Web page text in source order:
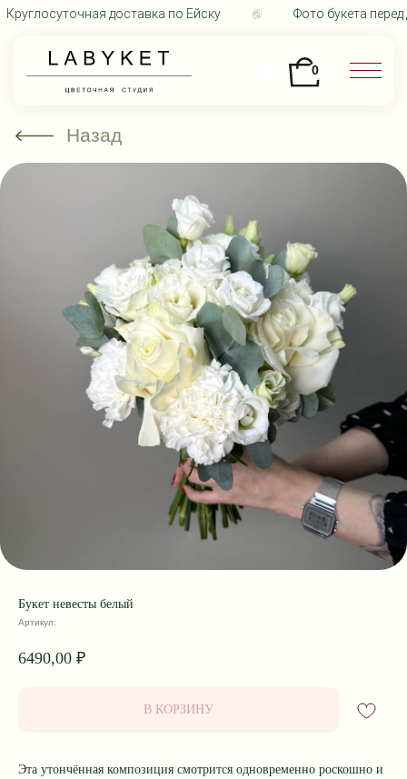
доставка по Ейску Фото букета перед
Назад
Букет невесты белый
Артикул:
6490,00 ₽
В КОРЗИНУ
Эта утончённая композиция смотрится одновременно роскошно и